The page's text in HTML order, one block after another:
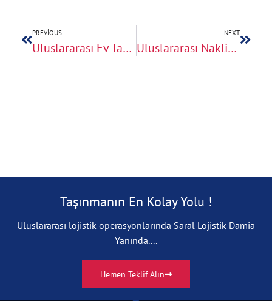
PREVIOUS
Uluslararası Ev Taşıma Süresi Ne Kadar Sürer?
NEXT
Uluslararası Nakliyatta CMR Belgesi Neden Önemli?
Taşınmanın En Kolay Yolu !
Uluslararası lojistik operasyonlarında Saral Lojistik Damia
Yanında....
Hemen Teklif Alın